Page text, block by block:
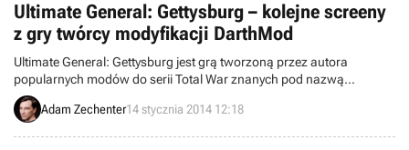
Ultimate General: Gettysburg – kolejne screeny
z gry twórcy modyfikacji DarthMod
Ultimate General: Gettysburg jest grą tworzoną przez autora
popularnych modów do serii Total War znanych pod nazwą
DarthMod. W ostatnim czasie jej twórcy pokazali nowe screeny i
zapowiedzieli pojawienie się produkcji na platformie Steam
Adam Zechenter14 stycznia 2014 12:18